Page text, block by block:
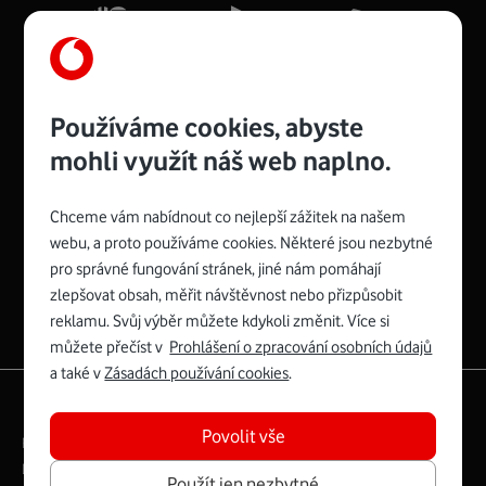
Zyxel VMG8623-T50B:
Rozměry modemu jsou 16 x 22 x 7,5 cm (včetně stojánku)
a nabízí 4 gigabitové LAN porty a bezdrátové připojení Wi-
Fi ve verzích 802.11 b/g/n/ac pro frekvenci 2,4 GHz a
Mb/s.
Více o Zyxel VMG8623-T50B
Spojte se s Vodafonem
Právní­ podmí­nky
Ochrana soukromí­
Digitální odpovědnost
Používáme cookies, abyste
mohli využít náš web naplno.
Chceme vám nabídnout co nejlepší zážitek na našem
webu, a proto používáme cookies. Některé jsou nezbytné
pro správné fungování stránek, jiné nám pomáhají
zlepšovat obsah, měřit návštěvnost nebo přizpůsobit
reklamu. Svůj výběr můžete kdykoli změnit. Více si
můžete přečíst v Prohlášení o zpracování osobních údajů
a také vZásadách používání cookies.
Povolit vše